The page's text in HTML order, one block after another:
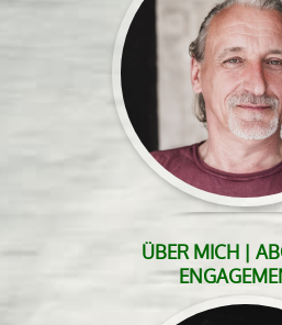
ÜBER MICH |